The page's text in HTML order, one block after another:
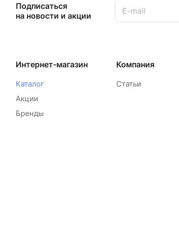
Подписаться
на новости и акции
Интернет-магазин
Каталог
Акции
Бренды
Компания
Статьи